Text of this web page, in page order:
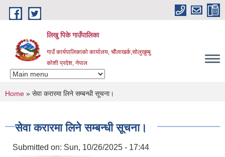
Skip to main content
लिखु पिके गाउँपालिका
गाउँ कार्यपालिकाको कार्यालय, चौंलाखर्क,सोलुखुम्बु
कोशी प्रदेश, नेपाल
You are here
Home » सेवा करारमा लिने सम्बन्धी सूचना।
सेवा करारमा लिने सम्बन्धी सूचना।
Submitted on: Sun, 10/26/2025 - 17:44